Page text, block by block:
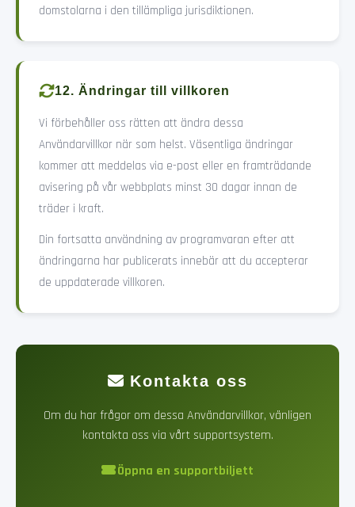
domstolarna i den tillämpliga jurisdiktionen.
12. Ändringar till villkoren
Vi förbehåller oss rätten att ändra dessa
Användarvillkor när som helst. Väsentliga ändringar
kommer att meddelas via e-post eller en framträdande
avisering på vår webbplats minst 30 dagar innan de
träder i kraft.
Din fortsatta användning av programvaran efter att
ändringarna har publicerats innebär att du accepterar
de uppdaterade villkoren.
Kontakta oss
Om du har frågor om dessa Användarvillkor, vänligen
kontakta oss via vårt supportsystem.
Öppna en supportbiljett